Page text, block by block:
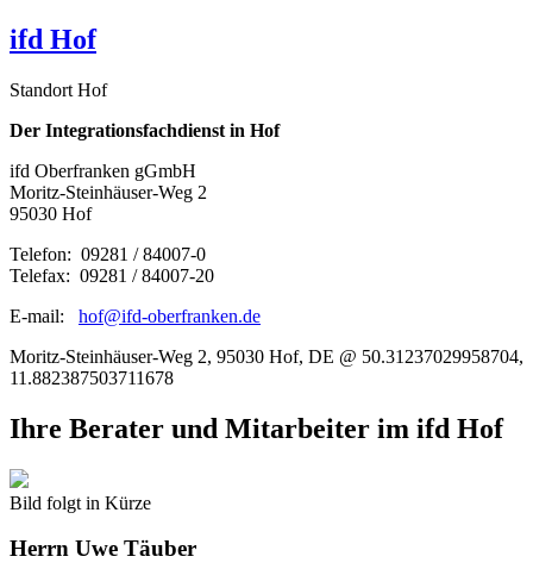
ifd Hof
Standort Hof
Der Integrationsfachdienst in Hof
ifd Oberfranken gGmbH
Moritz-Steinhäuser-Weg 2
95030 Hof
Telefon: 09281 / 84007-0
Telefax: 09281 / 84007-20
E-mail: hof@ifd-oberfranken.de
Moritz-Steinhäuser-Weg 2, 95030 Hof, DE @ 50.31237029958704,
11.882387503711678
Ihre Berater und Mitarbeiter im ifd Hof
Bild folgt in Kürze
Herrn Uwe Täuber